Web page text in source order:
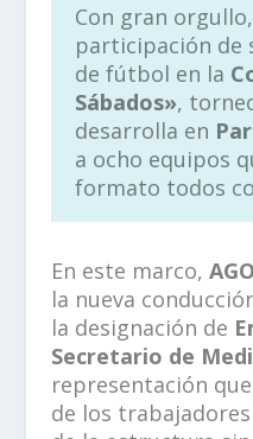
Con gran orgullo,
participación de
de fútbol en la
Sábados»,
desarrolla en
a ocho equipos
formato todos
En este marco,
la nueva
la designación de
Secretario de
representación
de los